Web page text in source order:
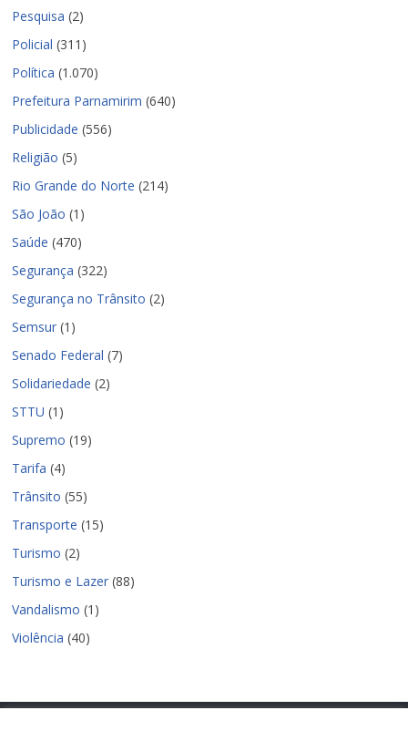
Pesquisa (2)
Policial (311)
Política (1.070)
Prefeitura Parnamirim (640)
Publicidade (556)
Religião (5)
Rio Grande do Norte (214)
São João (1)
Saúde (470)
Segurança (322)
Segurança no Trânsito (2)
Semsur (1)
Senado Federal (7)
Solidariedade (2)
STTU (1)
Supremo (19)
Tarifa (4)
Trânsito (55)
Transporte (15)
Turismo (2)
Turismo e Lazer (88)
Vandalismo (1)
Violência (40)